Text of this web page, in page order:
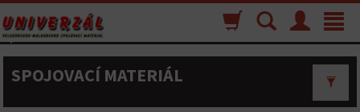
Toggle
Menu
Vyhľadávanie
Nákupný
košík
SPOJOVACÍ MATERIÁL